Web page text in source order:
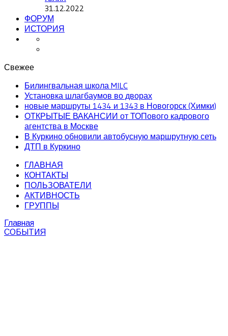
31.12.2022
ФОРУМ
ИСТОРИЯ
Свежее
Билингвальная школа MILC
Установка шлагбаумов во дворах
новые маршруты 1434 и 1343 в Новогорск (Химки)
ОТКРЫТЫЕ ВАКАНСИИ от ТОПового кадрового
агентства в Москве
В Куркино обновили автобусную маршрутную сеть
ДТП в Куркино
ГЛАВНАЯ
КОНТАКТЫ
ПОЛЬЗОВАТЕЛИ
АКТИВНОСТЬ
ГРУППЫ
Главная
СОБЫТИЯ